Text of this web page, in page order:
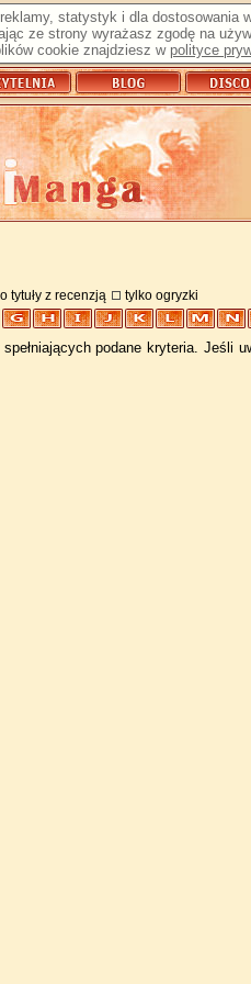
statystyk i dla dostosowania
ze strony wyrażasz zgodę na
cookie znajdziesz w polityce
tytuły z recenzją tylko ogryzki
podane kryteria. Jeśli